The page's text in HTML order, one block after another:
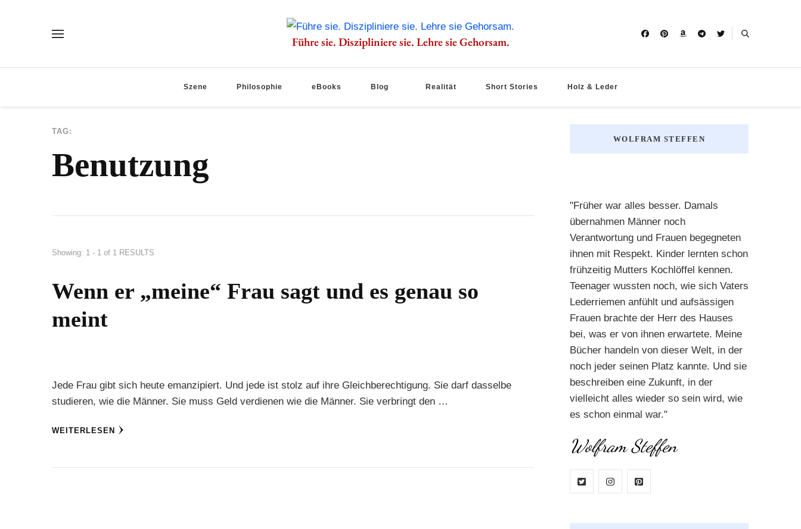
Führe sie. Diszipliniere sie. Lehre sie Gehorsam.
Szene Philosophie eBooks Blog Realität Short Stories Holz & Leder
TAG:
Benutzung
Showing: 1 - 1 of 1 RESULTS
Wenn er „meine“ Frau sagt und es genau so
meint
Jede Frau gibt sich heute emanzipiert. Und jede ist stolz auf ihre Gleichberechtigung. Sie darf dasselbe
studieren, wie die Männer. Sie muss Geld verdienen wie die Männer. Sie verbringt den …
WEITERLESEN
WOLFRAM STEFFEN
"Früher war alles besser. Damals
übernahmen Männer noch
Verantwortung und Frauen begegneten
ihnen mit Respekt. Kinder lernten schon
frühzeitig Mutters Kochlöffel kennen.
Teenager wussten noch, wie sich Vaters
Lederriemen anfühlt und aufsässigen
Frauen brachte der Herr des Hauses
bei, was er von ihnen erwartete. Meine
Bücher handeln von dieser Welt, in der
noch jeder seinen Platz kannte. Und sie
beschreiben eine Zukunft, in der
vielleicht alles wieder so sein wird, wie
es schon einmal war."
Wolfram Steffen